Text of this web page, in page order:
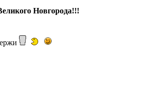
Новгорода!!!